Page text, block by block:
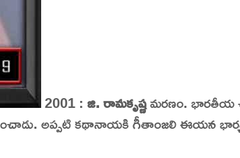
2001 :జి.రామకృష్ణమరణం. భారతీయ
అప్పటి కథానాయకి గీతాంజలి ఈయన